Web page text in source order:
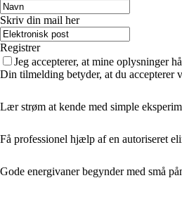
Skriv din mail her
Registrer
Jeg accepterer, at mine oplysninger
Din tilmelding betyder, at du accepterer
Lær strøm at kende med simple
Få professionel hjælp af en autoriseret
Gode energivaner begynder med små